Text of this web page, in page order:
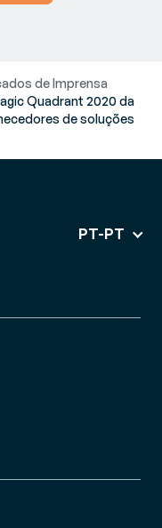
de Imprensa
Quadrant 2020 da
de soluções
PT-PT